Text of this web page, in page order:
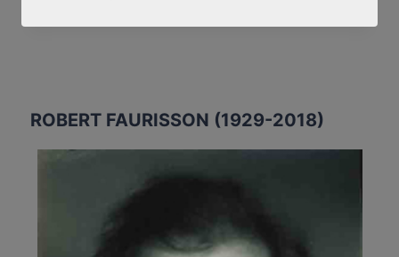
THE
ROBERT FAURISSON (1929-2018)